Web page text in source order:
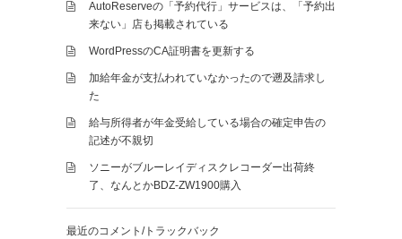
AutoReserveの「予約代行」サービスは、「予約出
来ない」店も掲載されている
WordPressのCA証明書を更新する
加給年金が支払われていなかったので遡及請求し
た
給与所得者が年金受給している場合の確定申告の
記述が不親切
ソニーがブルーレイディスクレコーダー出荷終
了、なんとかBDZ-ZW1900購入
最近のコメント/トラックバック